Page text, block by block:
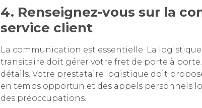
4. Renseignez-vous sur la
service client
La communication est essentielle. La
transitaire doit gérer votre fret de porte à
détails. Votre prestataire logistique doit
en temps opportun et des appels personnels
des préoccupations.